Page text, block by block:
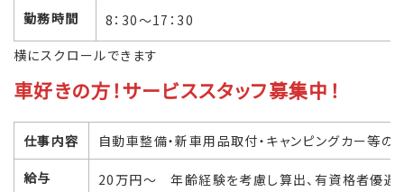
勤務時間
8：30～17：30
横にスクロールできます
車好きの方！サービススタッフ募集中！
仕事内容 自動車整備・新車用品取付・キャンピング
給与
20万円～ 年齢経験を考慮し算出、有資格者優遇